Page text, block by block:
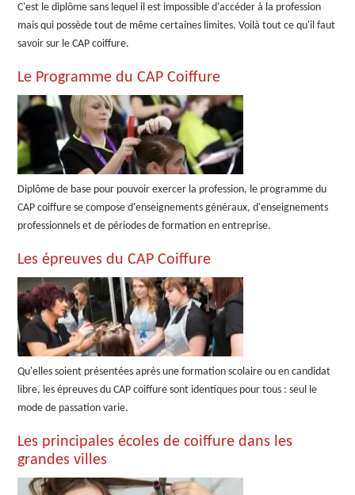
C'est le diplôme sans lequel il est impossible d'accéder à la profession
mais qui possède tout de même certaines limites. Voilà tout ce qu'il faut
savoir sur le CAP coiffure.
Le Programme du CAP Coiffure
Diplôme de base pour pouvoir exercer la profession, le programme du
CAP coiffure se compose d'enseignements généraux, d'enseignements
professionnels et de périodes de formation en entreprise.
Les épreuves du CAP Coiffure
Qu'elles soient présentées après une formation scolaire ou en candidat
libre, les épreuves du CAP coiffure sont identiques pour tous : seul le
mode de passation varie.
Les principales écoles de coiffure dans les
grandes villes